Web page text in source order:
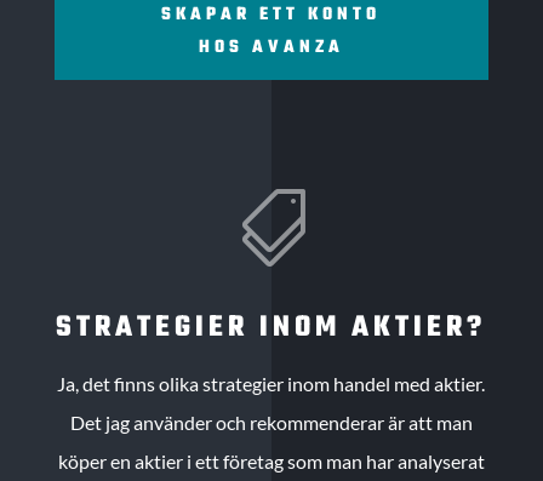
SKAPAR ETT KONTO
HOS AVANZA

STRATEGIER INOM AKTIER?
Ja, det finns olika strategier inom handel med aktier.
Det jag använder och rekommenderar är att man
köper en aktier i ett företag som man har analyserat